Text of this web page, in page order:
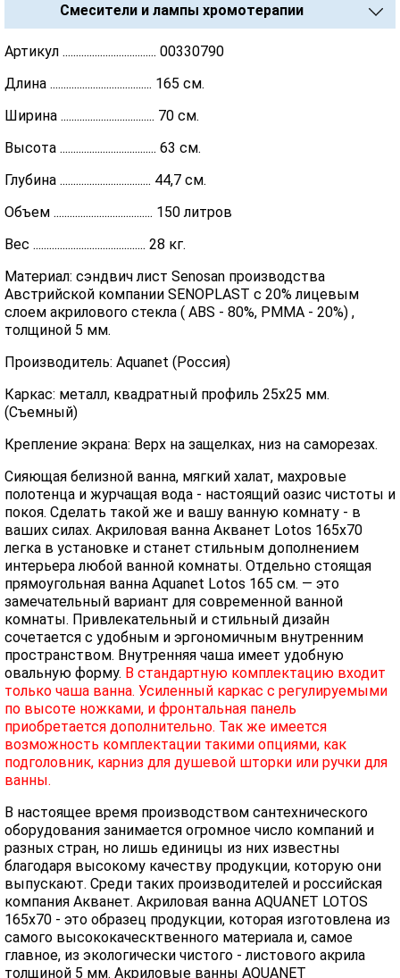
Смесители и лампы хромотерапии
Артикул ................................... 00330790
Длина ...................................... 165 см.
Ширина ................................... 70 см.
Высота .................................... 63 см.
Глубина .................................. 44,7 см.
Объем ..................................... 150 литров
Вес .......................................... 28 кг.
Материал: сэндвич лист Senosan производства
Австрийской компании SENOPLAST c 20% лицевым
слоем акрилового стекла ( ABS - 80%, PMMA - 20%) ,
толщиной 5 мм.
Производитель: Aquanet (Россия)
Каркас: металл, квадратный профиль 25х25 мм.
(Съемный)
Крепление экрана: Верх на защелках, низ на саморезах.
Сияющая белизной ванна, мягкий халат, махровые
полотенца и журчащая вода - настоящий оазис чистоты и
покоя. Сделать такой же и вашу ванную комнату - в
ваших силах. Акриловая ванна Акванет Lotos 165x70
легка в установке и станет стильным дополнением
интерьера любой ванной комнаты. Отдельно стоящая
прямоугольная ванна Aquanet Lotos 165 см. — это
замечательный вариант для современной ванной
комнаты. Привлекательный и стильный дизайн
сочетается с удобным и эргономичным внутренним
пространством. Внутренняя чаша имеет удобную
овальную форму. В стандартную комплектацию входит
только чаша ванна. Усиленный каркас с регулируемыми
по высоте ножками, и фронтальная панель
приобретается дополнительно. Так же имеется
возможность комплектации такими опциями, как
подголовник, карниз для душевой шторки или ручки для
ванны.
В настоящее время производством сантехнического
оборудования занимается огромное число компаний и
разных стран, но лишь единицы из них известны
благодаря высокому качеству продукции, которую они
выпускают. Среди таких производителей и российская
компания Акванет. Акриловая ванна AQUANET LOTOS
165x70 - это образец продукции, которая изготовлена из
самого высококаческтвенного материала и, самое
главное, из экологически чистого - листового акрила
толщиной 5 мм. Акриловые ванны AQUANET